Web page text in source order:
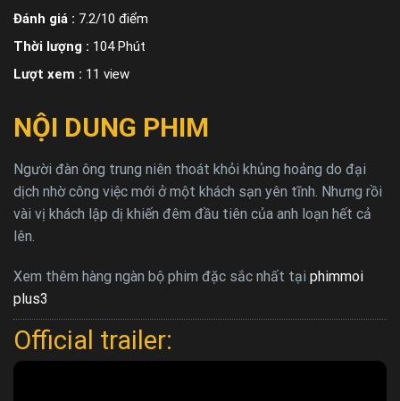
Đánh giá : 7.2/10 điểm
Thời lượng : 104 Phút
Lượt xem : 11 view
NỘI DUNG PHIM
Người đàn ông trung niên thoát khỏi khủng hoảng do đại
dịch nhờ công việc mới ở một khách sạn yên tĩnh. Nhưng rồi
vài vị khách lập dị khiến đêm đầu tiên của anh loạn hết cả
lên.
Xem thêm hàng ngàn bộ phim đặc sắc nhất tại phimmoi
plus3
Official trailer: